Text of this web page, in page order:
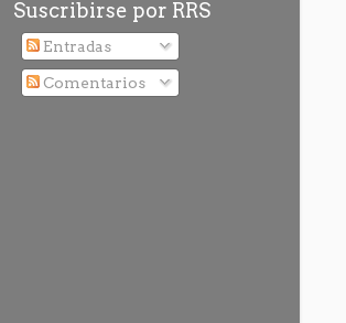
Suscribirse por RRS
Entradas
Comentarios